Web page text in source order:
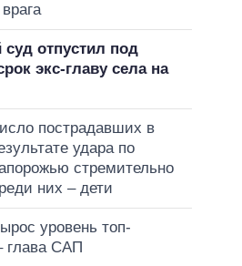
отпустил под
экс-главу села на
пострадавших в
удара по
стремительно
них – дети
уровень топ-
глава САП